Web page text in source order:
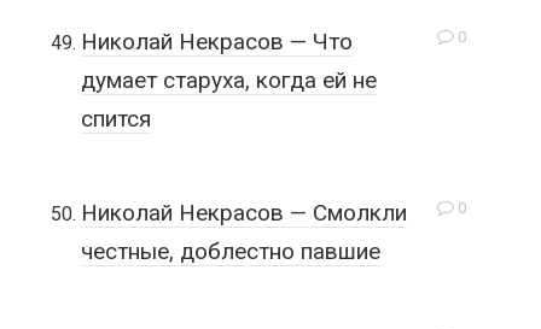
0
Николай Некрасов — Что
думает старуха, когда ей не
спится
0
Николай Некрасов — Смолкли
честные, доблестно павшие